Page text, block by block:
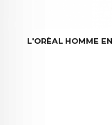
L'ORÈAL HOMME